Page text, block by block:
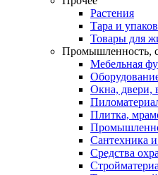
Растения
Тара и
Товары для
Промышленность,
Мебельная
Окна, двери,
Плитка,
Сантехника
Средства